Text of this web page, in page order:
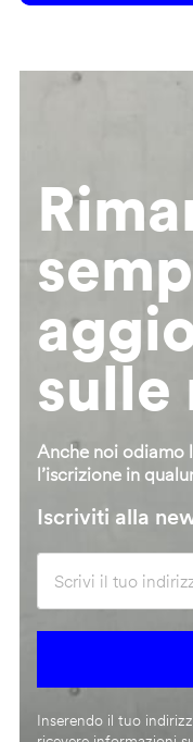
sulle
Anche noi odiamo
l’iscrizione in
Iscriviti alla
Inserendo il tuo